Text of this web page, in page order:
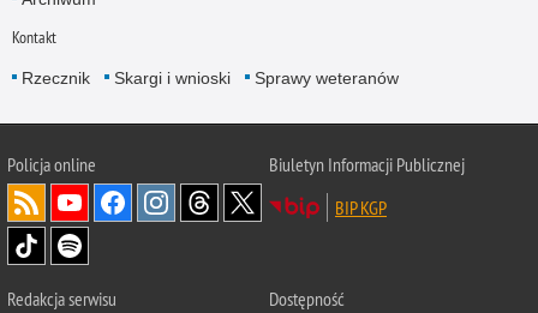
Kontakt
Rzecznik Skargi i wnioski Sprawy weteranów
Policjaonline
Biuletyn Informacji Publicznej
BIP KGP
Redakcja serwisu Dostępność